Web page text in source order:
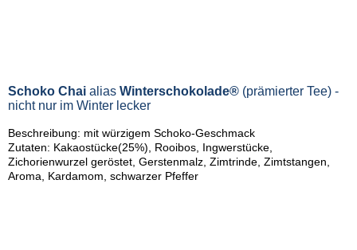
Schoko Chai alias Winterschokolade® (prämierter Tee) -
nicht nur im Winter lecker
Beschreibung: mit würzigem Schoko-Geschmack
Zutaten: Kakaostücke(25%), Rooibos, Ingwerstücke,
Zichorienwurzel geröstet, Gerstenmalz, Zimtrinde, Zimtstangen,
Aroma, Kardamom, schwarzer Pfeffer